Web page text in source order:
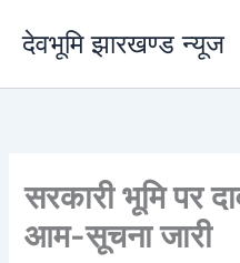
content
देवभूमि झारखण्ड न्यूज
सरकारी भूमि पर
आम-सूचना जारी